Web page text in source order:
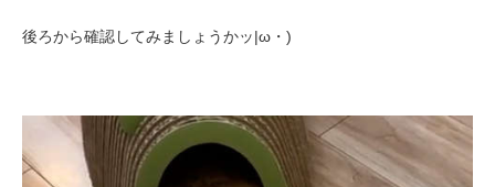
後ろから確認してみましょうかッ|ω・)